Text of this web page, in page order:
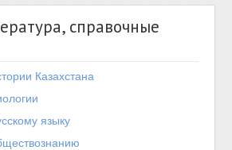
справочные
Казахстана
языку